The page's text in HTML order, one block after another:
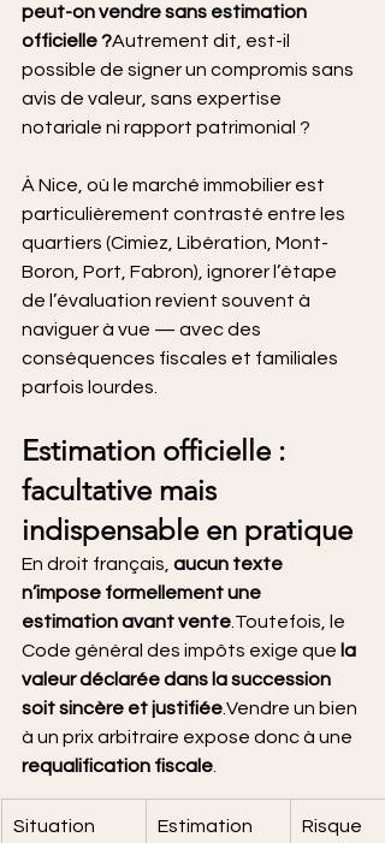
peut-on vendre sans estimation
officielle ?Autrement dit, est-il
possible de signer un compromis sans
avis de valeur, sans expertise
notariale ni rapport patrimonial ?
À Nice, où le marché immobilier est
particulièrement contrasté entre les
quartiers (Cimiez, Libération, Mont-
Boron, Port, Fabron), ignorer l’étape
de l’évaluation revient souvent à
naviguer à vue — avec des
conséquences fiscales et familiales
parfois lourdes.
Estimation officielle :
facultative mais
indispensable en pratique
En droit français, aucun texte
n’impose formellement une
estimation avant vente .Toutefois, le
Code général des impôts exige que la
valeur déclarée dans la succession
soit sincère et justifiée.Vendre un bien
à un prix arbitraire expose donc à une
requalification fiscale
Situation
Estimation
Risque